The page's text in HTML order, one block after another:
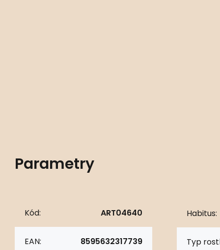
Parametry
Kód: ART04640
EAN: 8595632317739
Habitus:
Typ